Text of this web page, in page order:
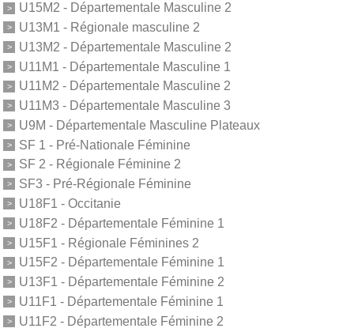
U15M2 - Départementale Masculine 2
U13M1 - Régionale masculine 2
U13M2 - Départementale Masculine 2
U11M1 - Départementale Masculine 1
U11M2 - Départementale Masculine 2
U11M3 - Départementale Masculine 3
U9M - Départementale Masculine Plateaux
SF 1 - Pré-Nationale Féminine
SF 2 - Régionale Féminine 2
SF3 - Pré-Régionale Féminine
U18F1 - Occitanie
U18F2 - Départementale Féminine 1
U15F1 - Régionale Féminines 2
U15F2 - Départementale Féminine 1
U13F1 - Départementale Féminine 2
U11F1 - Départementale Féminine 1
U11F2 - Départementale Féminine 2